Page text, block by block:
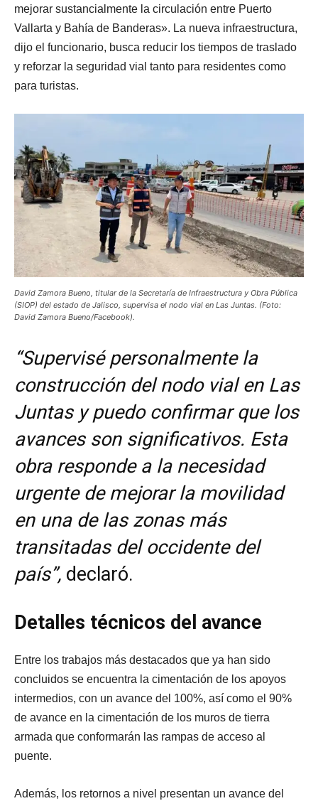
mejorar sustancialmente la circulación entre Puerto
Vallarta y Bahía de Banderas». La nueva infraestructura,
dijo el funcionario, busca reducir los tiempos de traslado
y reforzar la seguridad vial tanto para residentes como
para turistas.
David Zamora Bueno, titular de la Secretaría de Infraestructura y Obra Pública
(SIOP) del estado de Jalisco, supervisa el nodo vial en Las Juntas. (Foto:
David Zamora Bueno/Facebook).
“Supervisé personalmente la
construcción del nodo vial en Las
Juntas y puedo confirmar que los
avances son significativos. Esta
obra responde a la necesidad
urgente de mejorar la movilidad
en una de las zonas más
transitadas del occidente del
país”, declaró.
Detalles técnicos del avance
Entre los trabajos más destacados que ya han sido
concluidos se encuentra la cimentación de los apoyos
intermedios, con un avance del 100%, así como el 90%
de avance en la cimentación de los muros de tierra
armada que conformarán las rampas de acceso al
puente.
Además, los retornos a nivel presentan un avance del